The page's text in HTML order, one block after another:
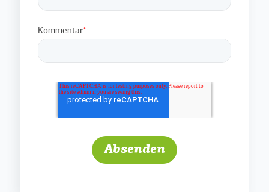
Kommentar*